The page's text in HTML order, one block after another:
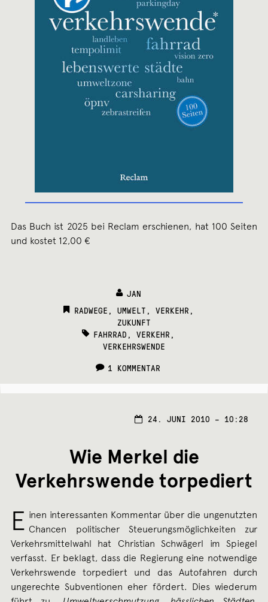
Das Buch ist 2025 bei Reclam erschienen, hat 100 Seiten
und kostet 12,00 €
JAN
CATEGORIES:
RADWEGE , UMWELT , VERKEHR ,
ZUKUNFT
TAGS:
FAHRRAD , VERKEHR ,
VERKEHRSWENDE
1 KOMMENTAR
24. JUNI 2010 – 10:28
Wie Merkel die
Verkehrswende torpediert
E inen interessanten Kommentar über die ungenutzten
Chancen politischer Steuerungsmöglichkeiten zur
Verkehrsmittelwahl hat Christian Schwägerl im Spiegel
verfasst. Er beklagt, dass die Regierung eine notwendige
Verkehrswende torpediert und das Autofahren durch
ungerechte Subventionen eher fördert. Dies wiederum